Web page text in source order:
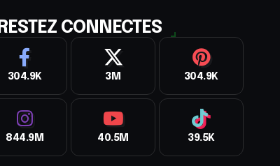
RESTEZ CONNECTES
304.9K 3M 304.9K
844.9M 40.5M 39.5K